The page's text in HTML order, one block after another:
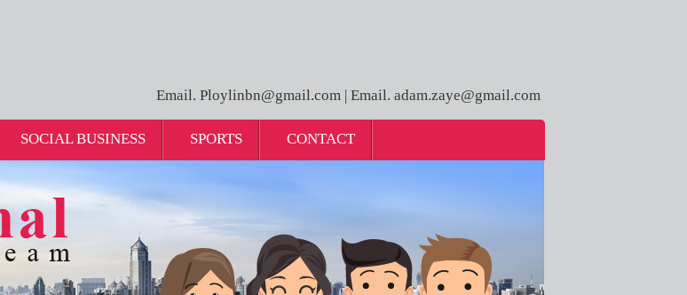
Email. Ploylinbn@gmail.com | Email. adam.zaye@gmail.com
SOCIAL BUSINESS SPORTS CONTACT